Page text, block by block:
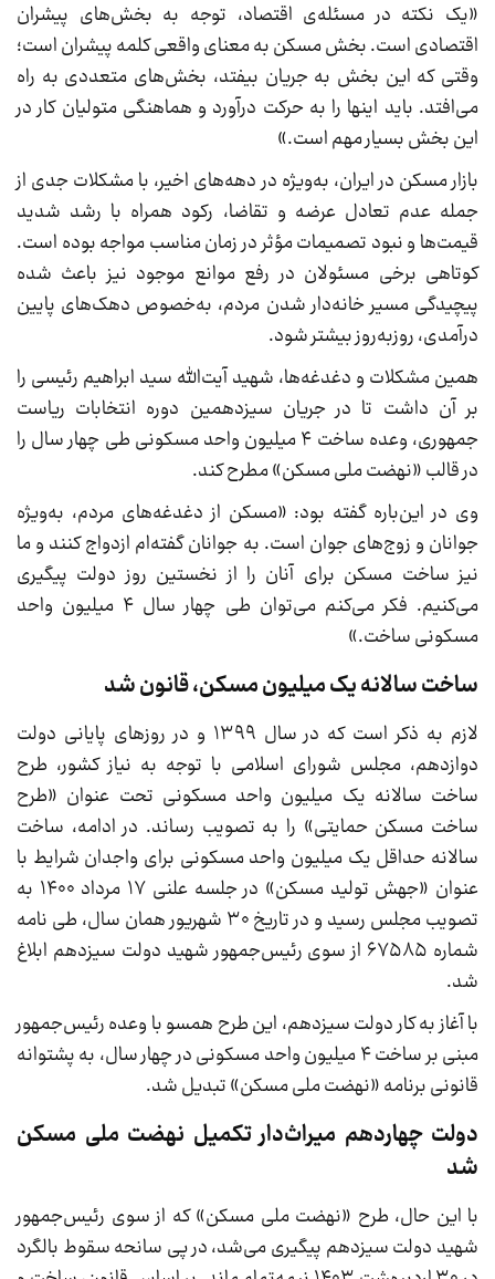
«یک نکته در مسئله‌ی اقتصاد، توجه به بخش‌های پیشران
اقتصادی است. بخش مسکن به معنای واقعی کلمه پیشران است؛
وقتی که این بخش به جریان بیفتد، بخش‌های متعددی به راه
می‌افتد. باید اینها را به حرکت درآورد و هماهنگی متولیان کار در
این بخش بسیار مهم است.»
بازار مسکن در ایران، به‌ویژه در دهه‌های اخیر، با مشکلات جدی از
جمله عدم تعادل عرضه و تقاضا، رکود همراه با رشد شدید
قیمت‌ها و نبود تصمیمات مؤثر در زمان مناسب مواجه بوده است.
کوتاهی برخی مسئولان در رفع موانع موجود نیز باعث شده
پیچیدگی مسیر خانه‌دار شدن مردم، به‌خصوص دهک‌های پایین
درآمدی، روزبه‌روز بیشتر شود.
همین مشکلات و دغدغه‌ها، شهید آیت‌الله سید ابراهیم رئیسی را
بر آن داشت تا در جریان سیزدهمین دوره انتخابات ریاست
جمهوری، وعده ساخت ۴ میلیون واحد مسکونی طی چهار سال را
در قالب «نهضت ملی مسکن» مطرح کند.
وی در این‌باره گفته بود: «مسکن از دغدغه‌های مردم، به‌ویژه
جوانان و زوج‌های جوان است. به جوانان گفته‌ام ازدواج کنند و ما
نیز ساخت مسکن برای آنان را از نخستین روز دولت پیگیری
می‌کنیم. فکر می‌کنم می‌توان طی چهار سال ۴ میلیون واحد
مسکونی ساخت.»
ساخت سالانه یک میلیون مسکن، قانون شد
لازم به ذکر است که در سال ۱۳۹۹ و در روزهای پایانی دولت
دوازدهم، مجلس شورای اسلامی با توجه به نیاز کشور، طرح
ساخت سالانه یک میلیون واحد مسکونی تحت عنوان «طرح
ساخت مسکن حمایتی» را به تصویب رساند. در ادامه، ساخت
سالانه حداقل یک میلیون واحد مسکونی برای واجدان شرایط با
عنوان «جهش تولید مسکن» در جلسه علنی ۱۷ مرداد ۱۴۰۰ به
تصویب مجلس رسید و در تاریخ ۳۰ شهریور همان سال، طی نامه
شماره ۶۷۵۸۵ از سوی رئیس‌جمهور شهید دولت سیزدهم ابلاغ
شد.
با آغاز به کار دولت سیزدهم، این طرح همسو با وعده رئیس‌جمهور
مبنی بر ساخت ۴ میلیون واحد مسکونی در چهار سال، به پشتوانه
قانونی برنامه «نهضت ملی مسکن» تبدیل شد.
دولت چهاردهم میراث‌دار تکمیل نهضت ملی مسکن
شد
با این حال، طرح «نهضت ملی مسکن» که از سوی رئیس‌جمهور
شهید دولت سیزدهم پیگیری می‌شد، در پی سانحه سقوط بالگرد